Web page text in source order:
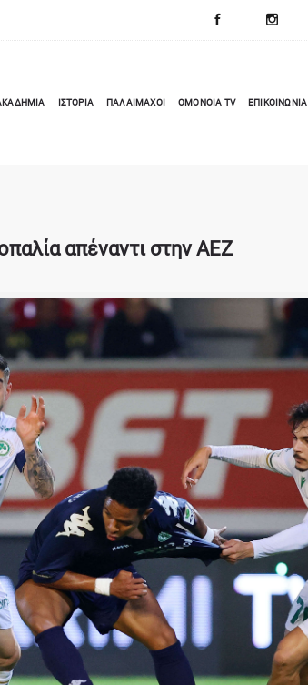
ΙΣΤΟΡΙΑ ΠΑΛΑΙΜΑΧΟΙ OMONOIA TV ΕΠΙΚΟΙΝΩΝΙΑ
απέναντι στην ΑΕΖ